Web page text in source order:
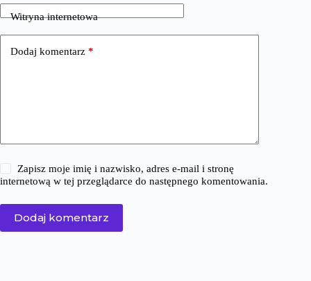
Witryna internetowa
Dodaj komentarz *
Zapisz moje imię i nazwisko, adres e-mail i stronę
internetową w tej przeglądarce do następnego komentowania.
Dodaj komentarz